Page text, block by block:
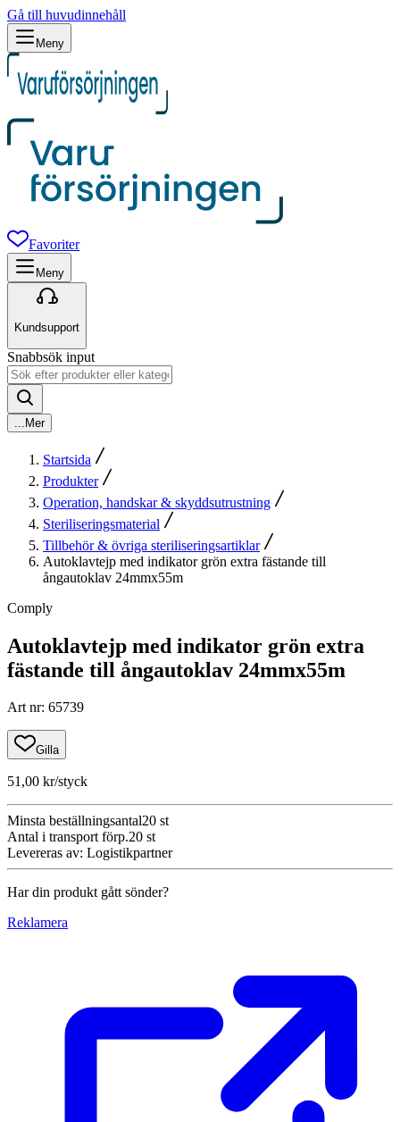
Gå till huvudinnehåll
Meny
Favoriter
Meny
Kundsupport
Snabbsök input
Mer
Startsida
Produkter
Operation, handskar & skyddsutrustning
Steriliseringsmaterial
Tillbehör & övriga steriliseringsartiklar
Autoklavtejp med indikator grön extra fästande till
ångautoklav 24mmx55m
Comply
Autoklavtejp med indikator grön extra
fästande till ångautoklav 24mmx55m
Art nr: 65739
Gilla
51,00 kr/styck
Minsta beställningsantal20 st
Antal i transport förp.20 st
Levereras av: Logistikpartner
Har din produkt gått sönder?
Reklamera